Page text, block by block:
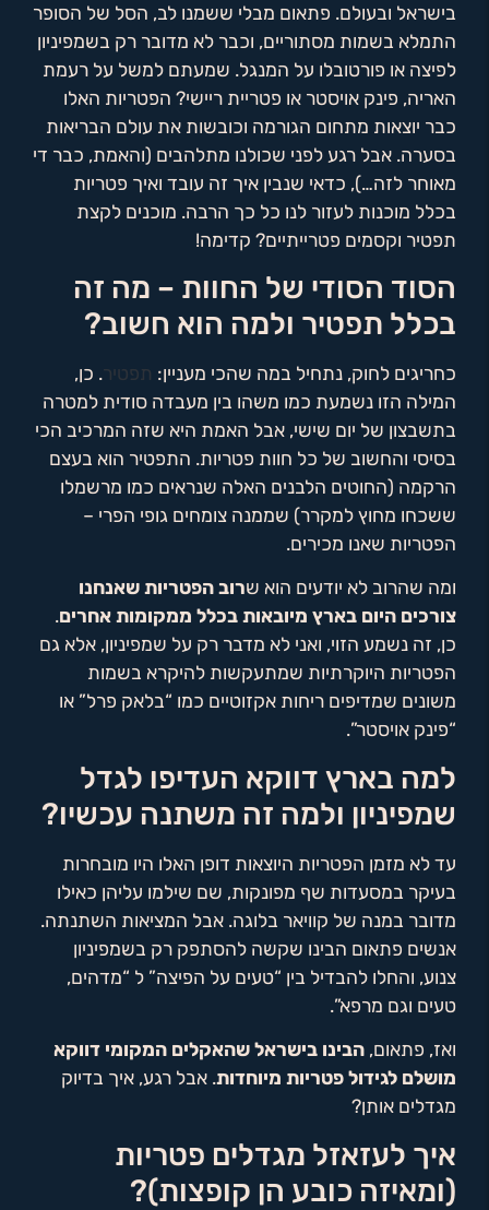
בישראל ובעולם. פתאום מבלי ששמנו לב, הסל של הסופר
התמלא בשמות מסתוריים, וכבר לא מדובר רק בשמפיניון
לפיצה או פורטובלו על המנגל. שמעתם למשל על רעמת
האריה, פינק אויסטר או פטריית ריישי? הפטריות האלו
כבר יוצאות מתחום הגורמה וכובשות את עולם הבריאות
בסערה. אבל רגע לפני שכולנו מתלהבים (והאמת, כבר די
מאוחר לזה…), כדאי שנבין איך זה עובד ואיך פטריות
בכלל מוכנות לעזור לנו כל כך הרבה. מוכנים לקצת
תפטיר וקסמים פטרייתיים? קדימה!
הסוד הסודי של החוות – מה זה
בכלל תפטיר ולמה הוא חשוב?
כחריגים לחוק, נתחיל במה שהכי מעניין: תפטיר. כן,
המילה הזו נשמעת כמו משהו בין מעבדה סודית למטרה
בתשבצון של יום שישי, אבל האמת היא שזה המרכיב הכי
בסיסי והחשוב של כל חוות פטריות. התפטיר הוא בעצם
הרקמה (החוטים הלבנים האלה שנראים כמו מרשמלו
ששכחו מחוץ למקרר) שממנה צומחים גופי הפרי –
הפטריות שאנו מכירים.
ומה שהרוב לא יודעים הוא שרוב הפטריות שאנחנו
צורכים היום בארץ מיובאות בכלל ממקומות אחרים.
כן, זה נשמע הזוי, ואני לא מדבר רק על שמפיניון, אלא גם
הפטריות היוקרתיות שמתעקשות להיקרא בשמות
משונים שמדיפים ריחות אקזוטיים כמו “בלאק פרל” או
“פינק אויסטר”.
למה בארץ דווקא העדיפו לגדל
שמפיניון ולמה זה משתנה עכשיו?
עד לא מזמן הפטריות היוצאות דופן האלו היו מובחרות
בעיקר במסעדות שף מפונקות, שם שילמו עליהן כאילו
מדובר במנה של קוויאר בלוגה. אבל המציאות השתנתה.
אנשים פתאום הבינו שקשה להסתפק רק בשמפיניון
צנוע, והחלו להבדיל בין “טעים על הפיצה” ל “מדהים,
טעים וגם מרפא”.
ואז, פתאום, הבינו בישראל שהאקלים המקומי דווקא
מושלם לגידול פטריות מיוחדות. אבל רגע, איך בדיוק
מגדלים אותן?
איך לעזאזל מגדלים פטריות
(ומאיזה כובע הן קופצות)?